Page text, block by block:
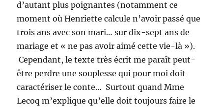
d’autant plus poignantes (notamment ce
moment où Henriette calcule n’avoir passé que
trois ans avec son mari… sur dix-sept ans de
mariage et « ne pas avoir aimé cette vie-là »).
Cependant, le texte très écrit me paraît peut-
être perdre une souplesse qui pour moi doit
caractériser le conte… Surtout quand Mme
Lecoq m’explique qu’elle doit toujours faire le